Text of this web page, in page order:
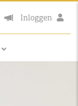
Inloggen